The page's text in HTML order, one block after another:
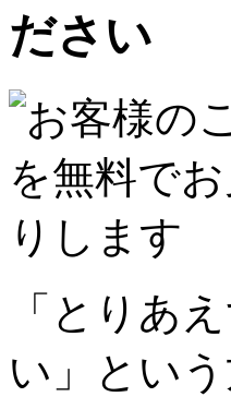
ださい
「とりあ
い」とい